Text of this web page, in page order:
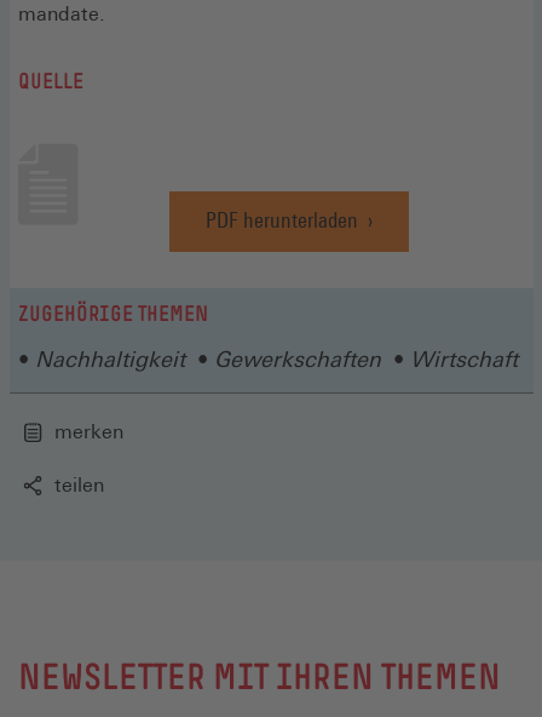
mandate.
QUELLE
PDF herunterladen
(Öffnet
in
ZUGEHÖRIGE THEMEN
Nachhaltigkeit Gewerkschaften Wirtschaft
merken
teilen
NEWSLETTER MIT IHREN THEMEN